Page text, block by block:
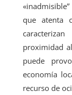
que atenta
proximidad
puede
economía
recurso de